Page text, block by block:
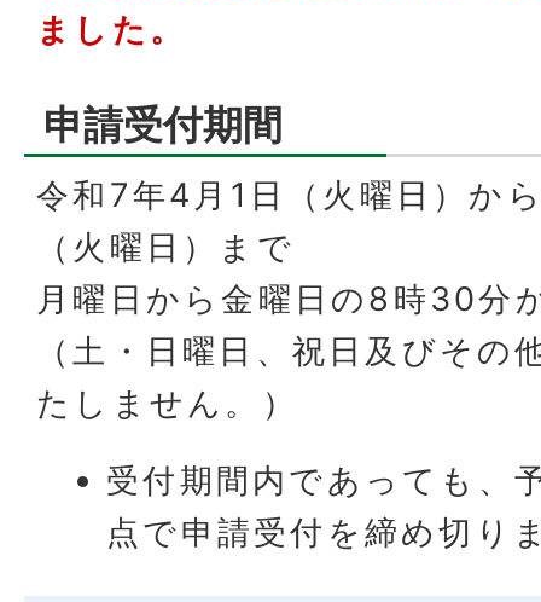
ました。
申請受付期間
令和7年4月1日（火曜日）か
（火曜日）まで
月曜日から金曜日の8時30分
（土・日曜日、祝日及びその
たしません。）
受付期間内であっても、
点で申請受付を締め切り